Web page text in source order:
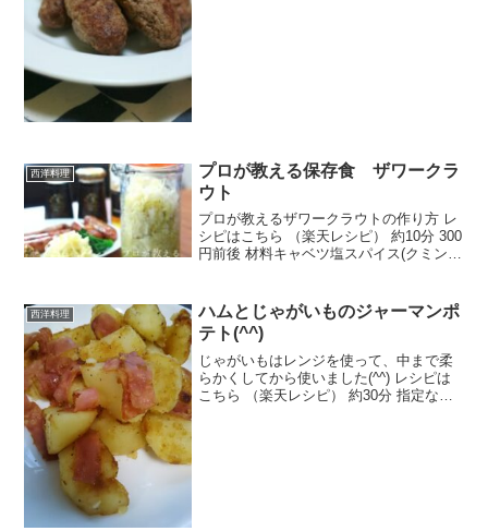
西洋料理
プロが教える保存食 ザワークラ
ウト
プロが教えるザワークラウトの作り方 レ
シピはこちら （楽天レシピ） 約10分 300
円前後 材料キャベツ塩スパイス(クミンシ
西洋料理
ハムとじゃがいものジャーマンポ
テト(^^)
じゃがいもはレンジを使って、中まで柔
らかくしてから使いました(^^) レシピは
こちら （楽天レシピ） 約30分 指定なし